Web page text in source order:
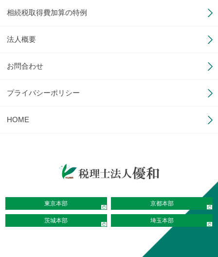
相続税取得費加算の特例
法人概要
お問合わせ
プライバシーポリシー
HOME
東京本部 京都本部
茨城本部 埼玉本部